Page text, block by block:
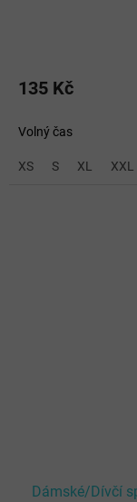
135 Kč
Volný čas
XS S XL XXL
Dámské/Dívčí